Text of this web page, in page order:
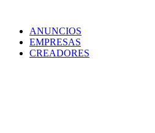
ANUNCIOS
EMPRESAS
CREADORES